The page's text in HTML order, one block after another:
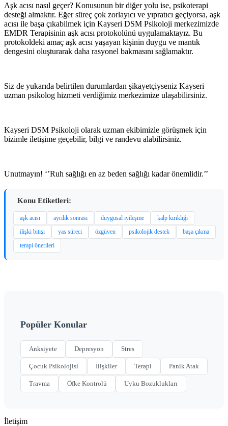
Aşk acısı nasıl geçer? Konusunun bir diğer yolu ise, psikoterapi
desteği almaktır. Eğer süreç çok zorlayıcı ve yıpratıcı geçiyorsa, aşk
acısı ile başa çıkabilmek için Kayseri DSM Psikoloji merkezimizde
EMDR Terapisinin aşk acısı protokolünü uygulamaktayız. Bu
protokoldeki amaç aşk acısı yaşayan kişinin duygu ve mantık
dengesini oluşturarak daha rasyonel bakmasını sağlamaktır.
Siz de yukarıda belirtilen durumlardan şikayetçiyseniz Kayseri
uzman psikolog hizmeti verdiğimiz merkezimize ulaşabilirsiniz.
Kayseri DSM Psikoloji olarak uzman ekibimizle görüşmek için
bizimle iletişime geçebilir, bilgi ve randevu alabilirsiniz.
Unutmayın! ‘’Ruh sağlığı en az beden sağlığı kadar önemlidir.’’
Konu Etiketleri:
aşk acısı ayrılık sonrası duygusal iyileşme
kalp kırıklığı
ilişki bitişi
yas süreci özgüven psikolojik destek
başa çıkma
terapi önerileri
Popüler Konular
Anksiyete Depresyon Stres
Çocuk Psikolojisi İlişkiler Terapi Panik Atak
Travma Öfke Kontrolü Uyku Bozuklukları
İletişim